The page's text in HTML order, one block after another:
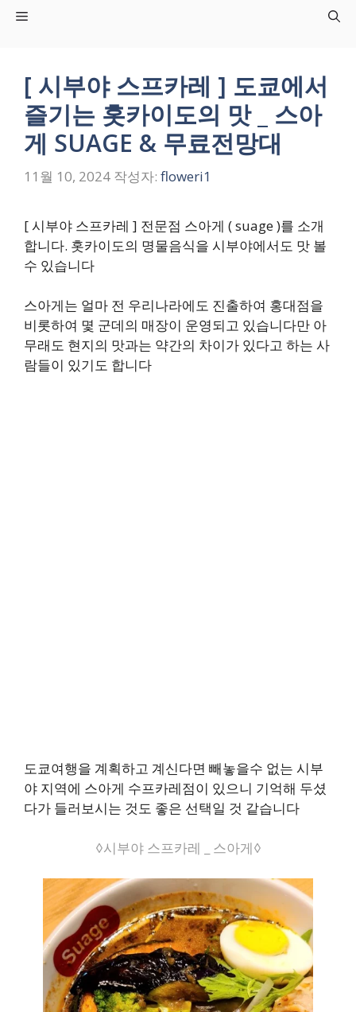
Menu
[ 시부야 스프카레 ] 도쿄에서
즐기는 홋카이도의 맛 _ 스아
게 SUAGE & 무료전망대
11월 10, 2024 작성자: floweri1
[ 시부야 스프카레 ] 전문점 스아게 ( suage )를 소개
합니다. 홋카이도의 명물음식을 시부야에서도 맛 볼
수 있습니다
스아게는 얼마 전 우리나라에도 진출하여 홍대점을
비롯하여 몇 군데의 매장이 운영되고 있습니다만 아
무래도 현지의 맛과는 약간의 차이가 있다고 하는 사
람들이 있기도 합니다
도쿄여행을 계획하고 계신다면 빼놓을수 없는 시부
야 지역에 스아게 수프카레점이 있으니 기억해 두셨
다가 들러보시는 것도 좋은 선택일 것 같습니다
◊시부야 스프카레 _ 스아게◊